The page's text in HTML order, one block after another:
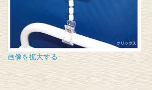
画像を拡大する